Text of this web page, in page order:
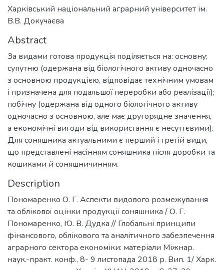
Харківський національний аграрний університет ім.
В.В. Докучаєва
Abstract
За видами готова продукція поділяється на: основну;
супутню (одержана від біологічного активу одночасно
з основною продукцією, відповідає технічним умовам
і призначена для подальшої переробки або реалізації);
побічну (одержана від одного біологічного активу
одночасно з основною, але має другорядне значення,
а економічні вигоди від використання є несуттєвими).
Для соняшника актуальними є перший і третій види,
що представлені насінням соняшника після доробки та
кошиками й соняшничинням.
Description
Пономаренко О. Г. Аспекти видового розмежування
та облікової оцінки продукції соняшника / О. Г.
Пономаренко, Ю. В. Дудка // Глобальні принципи
фінансового, облікового та аналітичного забезпечення
аграрного сектора економіки: матеріали Міжнар.
наук.-практ. конф., 8- 9 листопада 2018 р. Вип. 1/ Харк.